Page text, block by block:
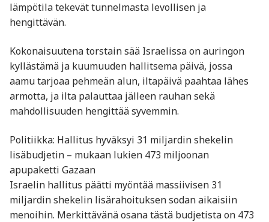
lämpötila tekevät tunnelmasta levollisen ja
hengittävän.
Kokonaisuutena torstain sää Israelissa on auringon
kyllästämä ja kuumuuden hallitsema päivä, jossa
aamu tarjoaa pehmeän alun, iltapäivä paahtaa lähes
armotta, ja ilta palauttaa jälleen rauhan sekä
mahdollisuuden hengittää syvemmin.
Politiikka: Hallitus hyväksyi 31 miljardin shekelin
lisäbudjetin – mukaan lukien 473 miljoonan
apupaketti Gazaan
Israelin hallitus päätti myöntää massiivisen 31
miljardin shekelin lisärahoituksen sodan aikaisiin
menoihin. Merkittävänä osana tästä budjetista on 473